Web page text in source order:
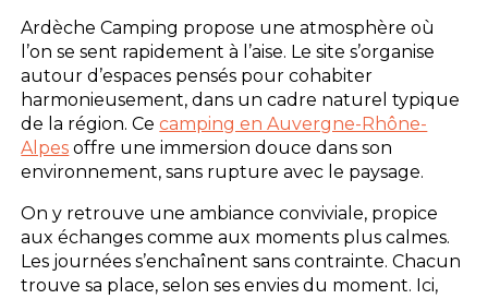
Ardèche Camping propose une atmosphère où
l’on se sent rapidement à l’aise. Le site s’organise
autour d’espaces pensés pour cohabiter
harmonieusement, dans un cadre naturel typique
de la région. Cecamping en Auvergne-Rhône-
Alpes offre une immersion douce dans son
environnement, sans rupture avec le paysage.
On y retrouve une ambiance conviviale, propice
aux échanges comme aux moments plus calmes.
Les journées s’enchaînent sans contrainte. Chacun
trouve sa place, selon ses envies du moment. Ici,